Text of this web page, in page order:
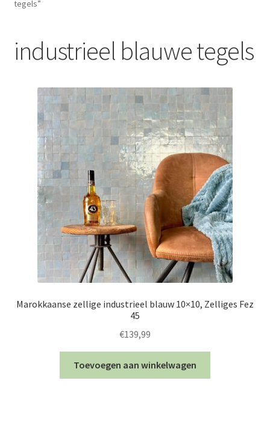
Contact
tegels”
industrieel blauwe tegels
Marokkaanse zellige industrieel blauw 10×10, Zelliges Fez
45
€139,99
Toevoegen aan winkelwagen